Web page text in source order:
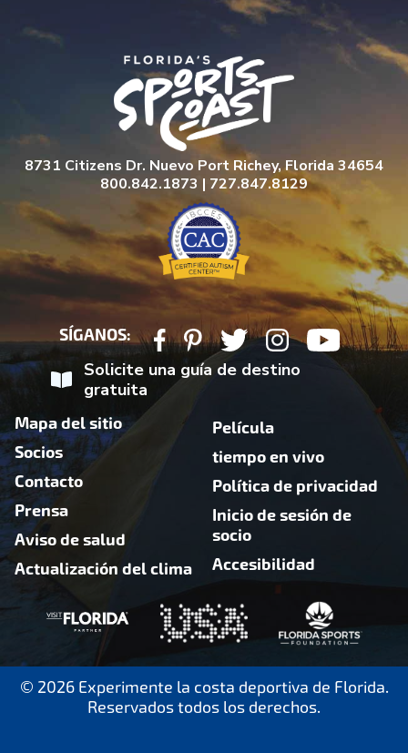
8731 Citizens Dr. Nuevo Port Richey, Florida 34654
800.842.1873 | 727.847.8129
SÍGANOS:
Solicite una guía de destino
gratuita
Mapa del sitio
Socios
Contacto
Prensa
Aviso de salud
Actualización del clima
Película
tiempo en vivo
Política de privacidad
Inicio de sesión de
socio
Accesibilidad
© 2026 Experimente la costa deportiva de Florida.
Reservados todos los derechos.